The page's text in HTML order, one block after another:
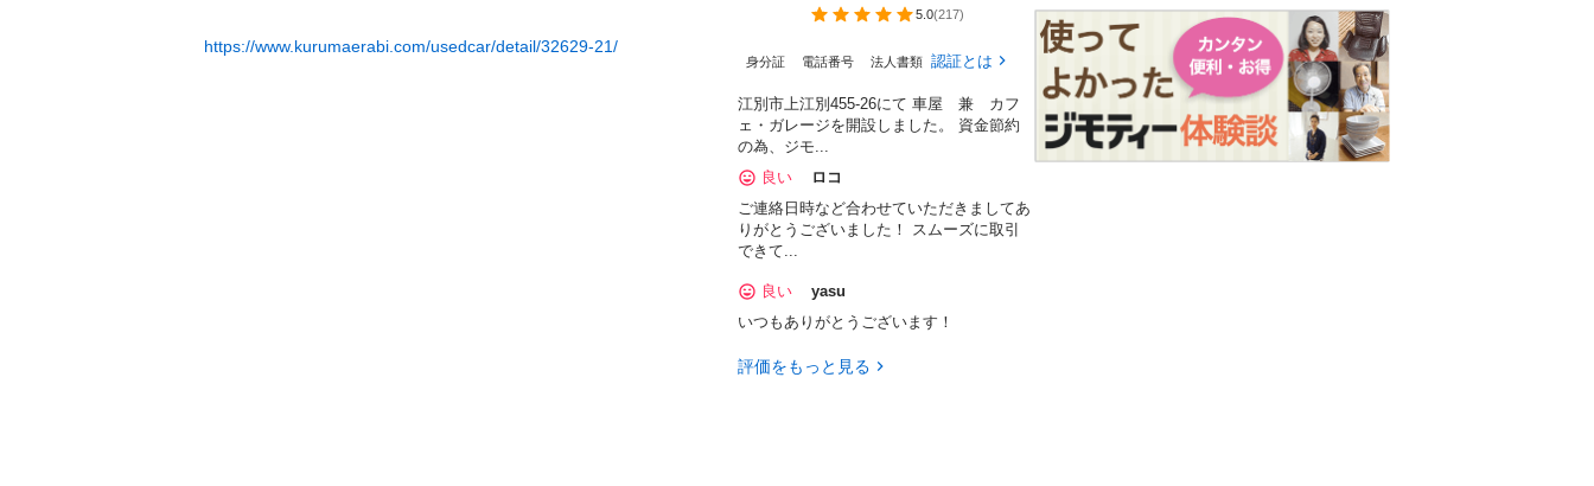
https://www.kurumaerabi.com/usedcar/detail/32629-21/
5.0(217)
身分証 電話番号 法人書類 認証とは
江別市上江別455-26にて 車屋 兼 カフ
ェ・ガレージを開設しました。 資金節約
の為、ジモ...
良い
ロコ
ご連絡日時など合わせていただきましてあ
りがとうございました！ スムーズに取引
できて...
良い
yasu
いつもありがとうございます！
評価をもっと見る